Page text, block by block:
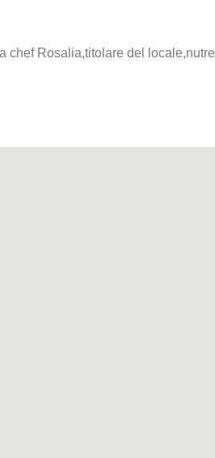
chef Rosalia,titolare del